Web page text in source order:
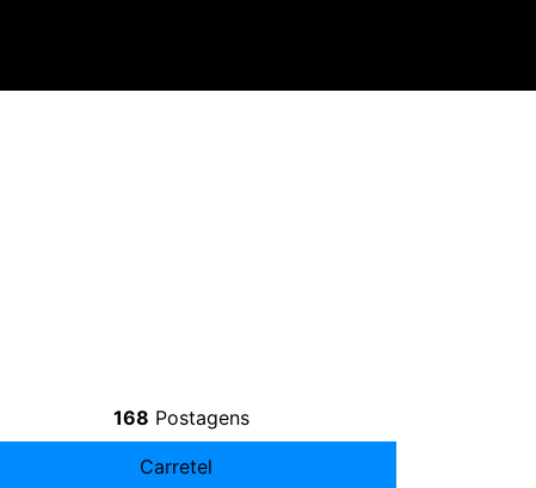
168 Postagens
Carretel